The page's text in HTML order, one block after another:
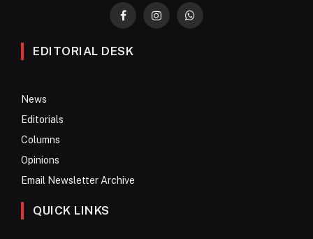
FacebookInstagramWhatsApp
EDITORIAL DESK
News
Editorials
Columns
Opinions
Email Newsletter Archive
QUICK LINKS